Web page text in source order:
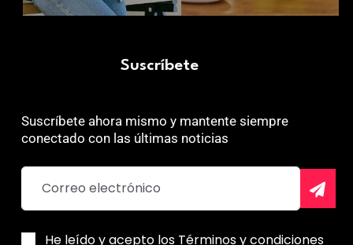
Suscríbete
Suscríbete ahora mismo y mantente siempre
conectado con las últimas noticias
He leído y acepto los Términos y condiciones